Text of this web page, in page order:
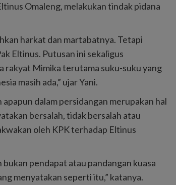
Omaleng, melakukan tindak pidana
harkat dan martabatnya. Tetapi
Eltinus. Putusan ini sekaligus
rakyat Mimika terutama suku-suku yang
masih ada,” ujar Yani.
dalam persidangan merupakan hal
bersalah, tidak bersalah atau
oleh KPK terhadap Eltinus
pendapat atau pandangan kuasa
menyatakan seperti itu,” katanya.